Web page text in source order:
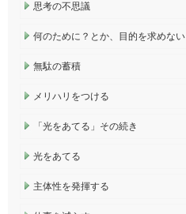
思考の不思議
何のために？とか、目的を求めない
無駄の蓄積
メリハリをつける
「光をあてる」その続き
光をあてる
主体性を発揮する